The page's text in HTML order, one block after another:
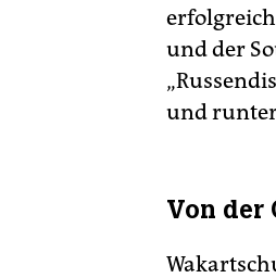
und der
und
Von der